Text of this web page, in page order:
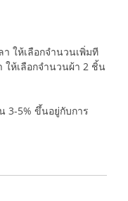
ให้เลือกจำนวนเพิ่มที
ให้เลือกจำนวนผ้า 2 ชิ้น
3-5% ขึ้นอยู่กับการ